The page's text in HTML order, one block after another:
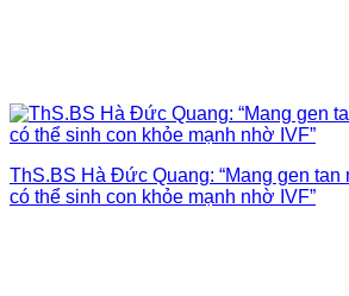
ThS.BS Hà Đức Quang: “Mang gen tan
có thể sinh con khỏe mạnh nhờ IVF”